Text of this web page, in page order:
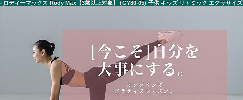
ロディーマックス Rody Max【3歳以上対象】 (GY80-05) 子供 キッズ リトミック エクササイズ
送料無料 】 セール情報